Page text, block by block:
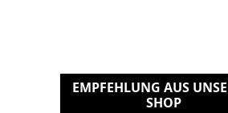
EMPFEHLUNG AUS
SHOP